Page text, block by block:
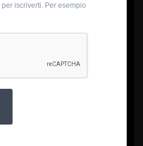
iscriverti. Per esempio